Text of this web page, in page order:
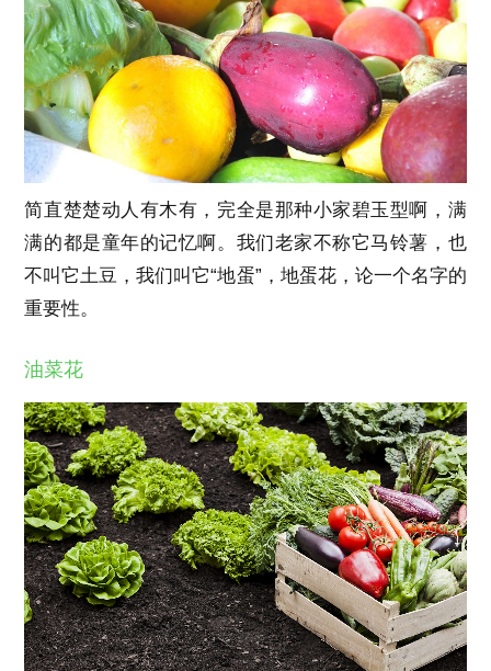
简直楚楚动人有木有，完全是那种小家碧玉型啊，满
满的都是童年的记忆啊。我们老家不称它马铃薯，也
不叫它土豆，我们叫它“地蛋”，地蛋花，论一个名字的
重要性。
油菜花